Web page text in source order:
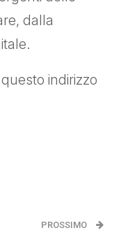
dalla
indirizzo
PROSSIMO